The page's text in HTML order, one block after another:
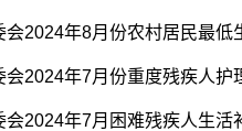
2024年8月份农村居民最低
2024年7月份重度残疾人护
2024年7月困难残疾人生活